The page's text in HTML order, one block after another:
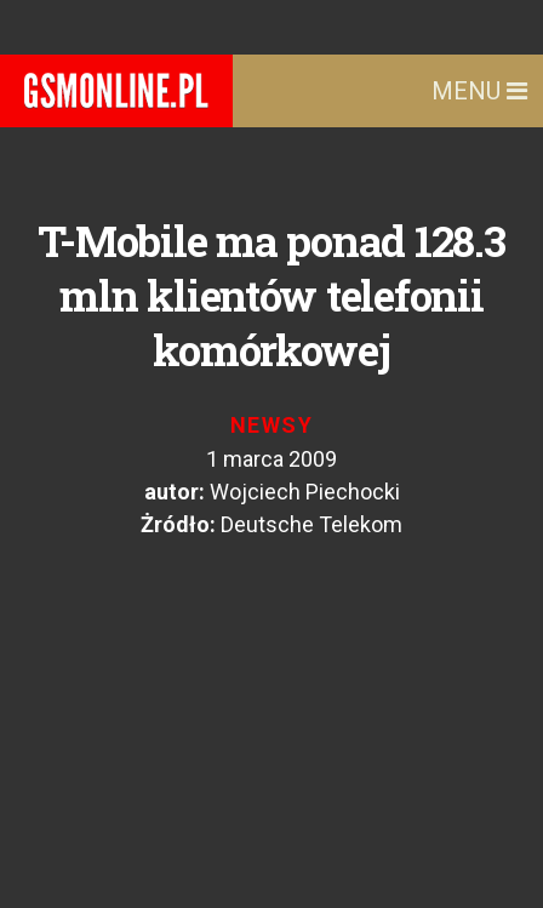
MENU
T-Mobile ma ponad 128.3
mln klientów telefonii
komórkowej
NEWSY
1 marca 2009
autor: Wojciech Piechocki
Żródło: Deutsche Telekom